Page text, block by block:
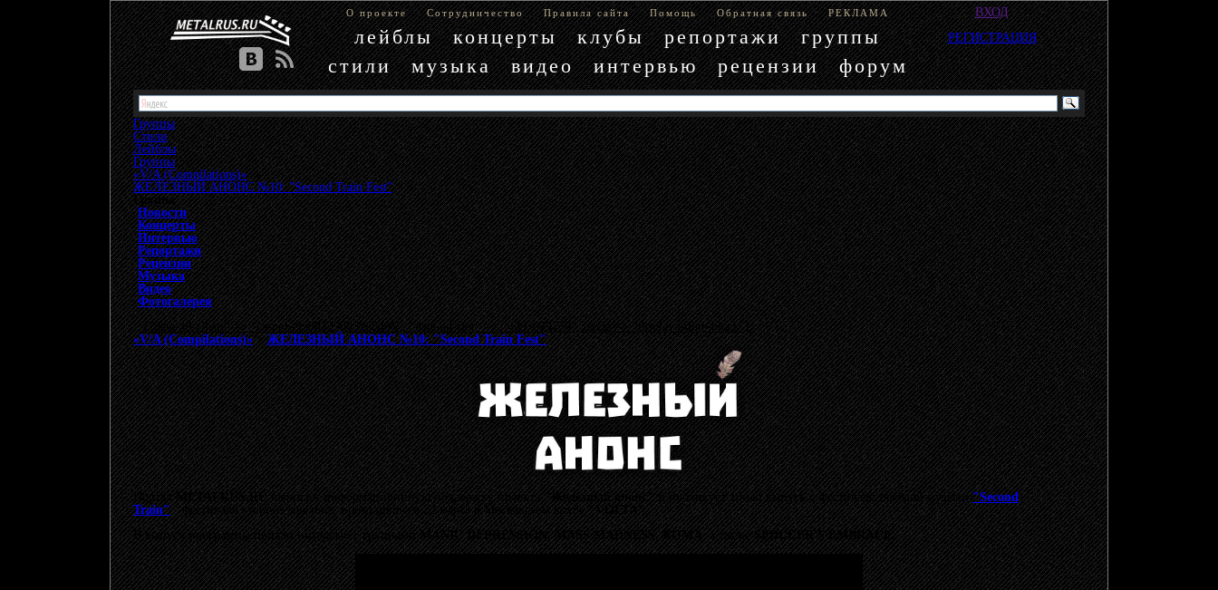
О проекте Сотрудничество Правила сайта Помощь Обратная связь РЕКЛАМА
лейблы концерты клубы репортажи
группы
стили
музыка видео интервью рецензии форум
ВХОД
РЕГИСТРАЦИЯ
Группы
Стили
Лейблы
Группы»
«V/A (Compilations)»»
ЖЕЛЕЗНЫЙ АНОНС №10: "Second Train Fest"
Группа
Новости
Концерты
Интервью
Репортажи
Рецензии
Музыка
Видео
Фотогалерея
{"data-ad-client" => "ca-pub-9508229605968406", "data-ad-slot" => "4397029779", :style => "display:inline-block"}
«V/A (Compilations)»>ЖЕЛЕЗНЫЙ АНОНС №10: "Second Train Fest"
ПорталMETALRUS.RUначинает информационнную поддержку проекта"Железный анонс"и публикует 10-ый выпуск о фестивале тяжёлой музыки"Second
Train" - фестиваля второго эшелона, проходившего 22 марта в Московском клубе"VOLTA".
В выпуск программы попали интервью с группамиMANIC DEPRESSION,MASS MADNESS,КОМА, а такжеSEDUCER'S EMBRACE.